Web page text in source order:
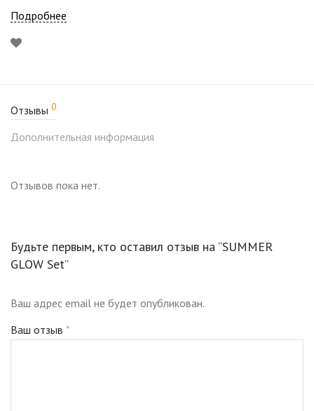
YOUR LIPS BALM 002 It’s Simple
оттенок с нежными солнечными отблесками.
оттенок с многогранным сине-розово- серебряным
свечением.
Подробнее
Отзывы 0
Дополнительная информация
Отзывов пока нет.
Будьте первым, кто оставил отзыв на “SUMMER
GLOW Set”
Ваш адрес email не будет опубликован.
Ваш отзыв *